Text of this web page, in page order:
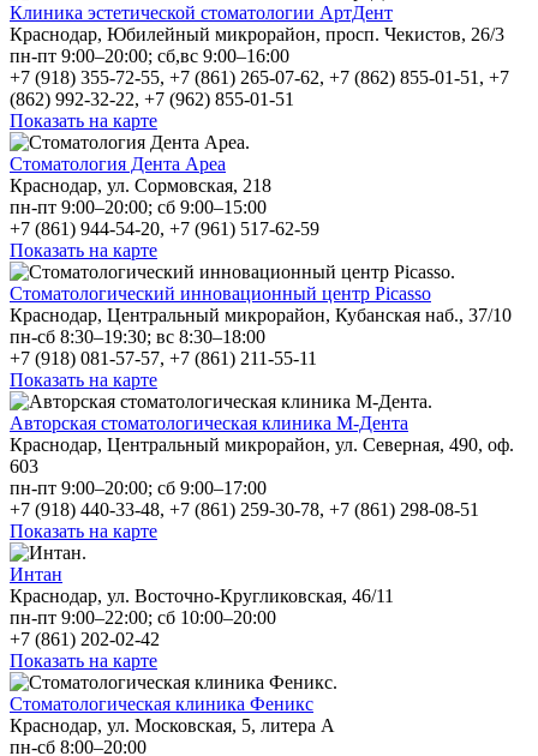
Клиника эстетической стоматологии АртДент
Краснодар, Юбилейный микрорайон, просп. Чекистов, 26/3
пн-пт 9:00–20:00; сб,вс 9:00–16:00
+7 (918) 355-72-55, +7 (861) 265-07-62, +7 (862) 855-01-51, +7
(862) 992-32-22, +7 (962) 855-01-51
Показать на карте
Стоматология Дента Ареа
Краснодар, ул. Сормовская, 218
пн-пт 9:00–20:00; сб 9:00–15:00
+7 (861) 944-54-20, +7 (961) 517-62-59
Показать на карте
Стоматологический инновационный центр Picasso
Краснодар, Центральный микрорайон, Кубанская наб., 37/10
пн-сб 8:30–19:30; вс 8:30–18:00
+7 (918) 081-57-57, +7 (861) 211-55-11
Показать на карте
Авторская стоматологическая клиника М-Дента
Краснодар, Центральный микрорайон, ул. Северная, 490, оф.
603
пн-пт 9:00–20:00; сб 9:00–17:00
+7 (918) 440-33-48, +7 (861) 259-30-78, +7 (861) 298-08-51
Показать на карте
Интан
Краснодар, ул. Восточно-Кругликовская, 46/11
пн-пт 9:00–22:00; сб 10:00–20:00
+7 (861) 202-02-42
Показать на карте
Стоматологическая клиника Феникс
Краснодар, ул. Московская, 5, литера А
пн-сб 8:00–20:00